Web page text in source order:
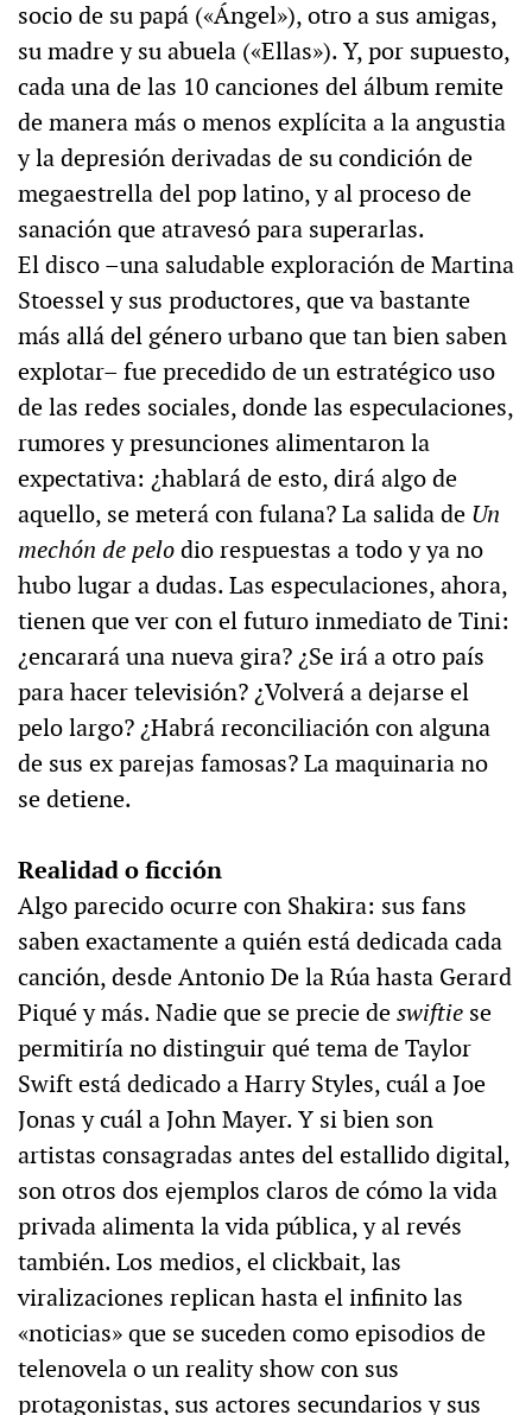
socio de su papá («Ángel»), otro a sus amigas,
su madre y su abuela («Ellas»). Y, por supuesto,
cada una de las 10 canciones del álbum remite
de manera más o menos explícita a la angustia
y la depresión derivadas de su condición de
megaestrella del pop latino, y al proceso de
sanación que atravesó para superarlas.
El disco –una saludable exploración de Martina
Stoessel y sus productores, que va bastante
más allá del género urbano que tan bien saben
explotar– fue precedido de un estratégico uso
de las redes sociales, donde las especulaciones,
rumores y presunciones alimentaron la
expectativa: ¿hablará de esto, dirá algo de
aquello, se meterá con fulana? La salida de Un
mechón de pelodio respuestas a todo y ya no
hubo lugar a dudas. Las especulaciones, ahora,
tienen que ver con el futuro inmediato de Tini:
¿encarará una nueva gira? ¿Se irá a otro país
para hacer televisión? ¿Volverá a dejarse el
pelo largo? ¿Habrá reconciliación con alguna
de sus ex parejas famosas? La maquinaria no
se detiene.
Realidad o ficción
Algo parecido ocurre con Shakira: sus fans
saben exactamente a quién está dedicada cada
canción, desde Antonio De la Rúa hasta Gerard
Piqué y más. Nadie que se precie deswiftie se
permitiría no distinguir qué tema de Taylor
Swift está dedicado a Harry Styles, cuál a Joe
Jonas y cuál a John Mayer. Y si bien son
artistas consagradas antes del estallido digital,
son otros dos ejemplos claros de cómo la vida
privada alimenta la vida pública, y al revés
también. Los medios, el clickbait, las
viralizaciones replican hasta el infinito las
«noticias» que se suceden como episodios de
telenovela o un reality show con sus
protagonistas, sus actores secundarios y sus